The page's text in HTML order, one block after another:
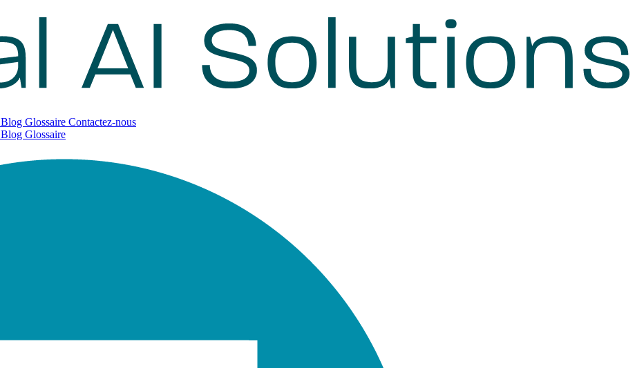
Blog Glossaire Contactez-nous
Blog Glossaire